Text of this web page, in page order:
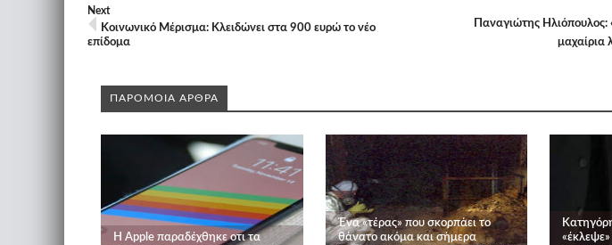
Next
Κοινωνικό Μέρισμα: Κλειδώνει στα 900 ευρώ το νέο
επίδομα
Παναγιώτης Ηλιόπουλος:
μαχαίρια
ΠΑΡΟΜΟΙΑ ΑΡΘΡΑ
Η Apple παραδέχθηκε οτι τα
Ένα «τέρας» που σκορπάει το
θάνατο ακόμα και σήμερα